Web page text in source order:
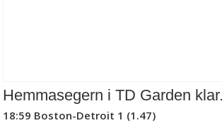
Hemmasegern i TD Garden
18:59 Boston-Detroit 1 (1.47)